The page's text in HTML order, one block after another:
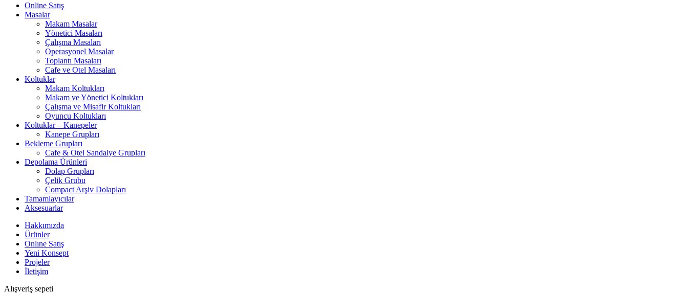
Online Satış
Masalar
Makam Masalar
Yönetici Masaları
Çalışma Masaları
Operasyonel Masalar
Toplantı Masaları
Cafe ve Otel Masaları
Koltuklar
Makam Koltukları
Makam ve Yönetici Koltukları
Çalışma ve Misafir Koltukları
Oyuncu Koltukları
Koltuklar – Kanepeler
Kanepe Grupları
Bekleme Grupları
Cafe & Otel Sandalye Grupları
Depolama Ürünleri
Dolap Grupları
Çelik Grubu
Compact Arşiv Dolapları
Tamamlayıcılar
Aksesuarlar
Hakkımızda
Ürünler
Onlıne Satış
Yeni Konsept
Projeler
İletişim
Alışveriş sepeti